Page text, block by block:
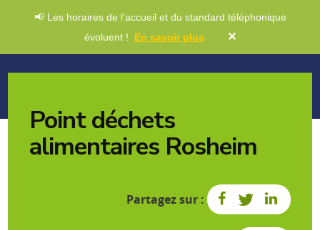
📢 Les horaires de l'accueil et du standard téléphonique
évoluent ! En savoir plus ✕
Point déchets
alimentaires Rosheim
Partagez sur :